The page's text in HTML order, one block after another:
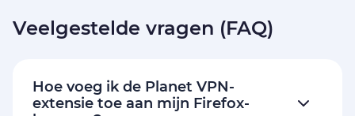
Veelgestelde vragen (FAQ)
Hoe voeg ik de Planet VPN-
extensie toe aan mijn Firefox-